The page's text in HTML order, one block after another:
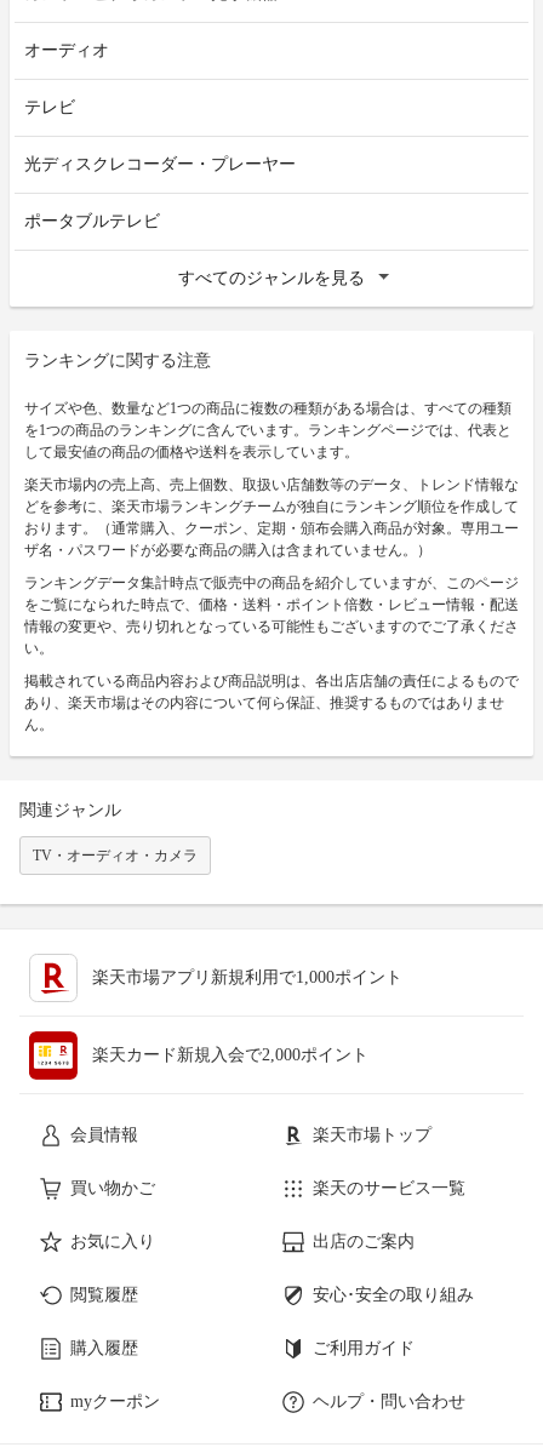
オーディオ
テレビ
光ディスクレコーダー・プレーヤー
ポータブルテレビ
すべてのジャンルを見る
ランキングに関する注意
サイズや色、数量など1つの商品に複数の種類がある場合は、すべての種類
を1つの商品のランキングに含んでいます。ランキングページでは、代表と
して最安値の商品の価格や送料を表示しています。
楽天市場内の売上高、売上個数、取扱い店舗数等のデータ、トレンド情報な
どを参考に、楽天市場ランキングチームが独自にランキング順位を作成して
おります。（通常購入、クーポン、定期・頒布会購入商品が対象。専用ユー
ザ名・パスワードが必要な商品の購入は含まれていません。）
ランキングデータ集計時点で販売中の商品を紹介していますが、このページ
をご覧になられた時点で、価格・送料・ポイント倍数・レビュー情報・配送
情報の変更や、売り切れとなっている可能性もございますのでご了承くださ
い。
掲載されている商品内容および商品説明は、各出店店舗の責任によるもので
あり、楽天市場はその内容について何ら保証、推奨するものではありませ
ん。
関連ジャンル
TV・オーディオ・カメラ
楽天市場アプリ新規利用で1,000ポイント
楽天カード新規入会で2,000ポイント
会員情報 楽天市場トップ
買い物かご 楽天のサービス一覧
お気に入り 出店のご案内
閲覧履歴 安心･安全の取り組み
購入履歴 ご利用ガイド
myクーポン ヘルプ・問い合わせ